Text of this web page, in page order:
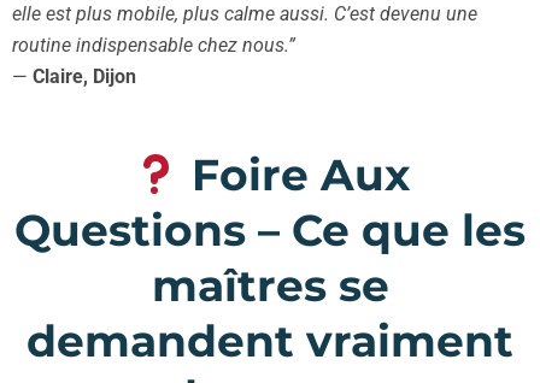
elle est plus mobile, plus calme aussi. C’est devenu une
routine indispensable chez nous.”
— Claire, Dijon
Foire Aux
Questions – Ce que les
maîtres se
demandent vraiment